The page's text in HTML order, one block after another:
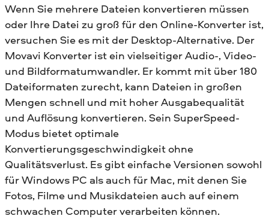
Wenn Sie mehrere Dateien konvertieren müssen
oder Ihre Datei zu groß für den Online-Konverter ist,
versuchen Sie es mit der Desktop-Alternative. Der
Movavi Konverter ist ein vielseitiger Audio-, Video-
und Bildformatumwandler. Er kommt mit über 180
Dateiformaten zurecht, kann Dateien in großen
Mengen schnell und mit hoher Ausgabequalität
und Auflösung konvertieren. Sein SuperSpeed-
Modus bietet optimale
Konvertierungsgeschwindigkeit ohne
Qualitätsverlust. Es gibt einfache Versionen sowohl
für Windows PC als auch für Mac, mit denen Sie
Fotos, Filme und Musikdateien auch auf einem
schwachen Computer verarbeiten können.